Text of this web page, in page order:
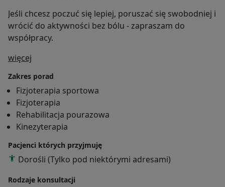
Jeśli chcesz poczuć się lepiej, poruszać się swobodniej i
wrócić do aktywności bez bólu - zapraszam do
współpracy.
więcej
Zakres porad
Fizjoterapia sportowa
Fizjoterapia
Rehabilitacja pourazowa
Kinezyterapia
Pacjenci których przyjmuję
Dorośli (Tylko pod niektórymi adresami)
Rodzaje konsultacji